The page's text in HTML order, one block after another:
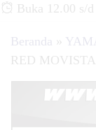
Buka 12.00 s/
Beranda »
RED